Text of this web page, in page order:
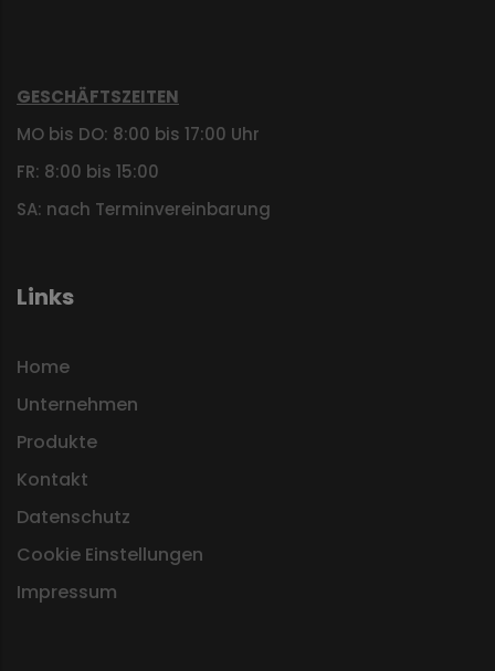
GESCHÄFTSZEITEN
MO bis DO: 8:00 bis 17:00 Uhr
FR: 8:00 bis 15:00
SA: nach Terminvereinbarung
Links
Home
Unternehmen
Produkte
Kontakt
Datenschutz
Cookie Einstellungen
Impressum